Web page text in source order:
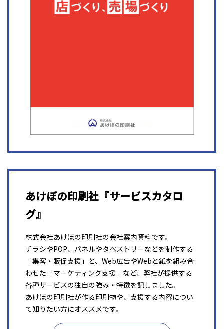
あけぼの印刷社『サービスカタロ
グ』
株式会社あけぼの印刷社の会社案内資料です。
チラシやPOP、パネルやタペストリーなどを制作する
「集客・販促支援」と、Web広告やWebと紙を組み合
わせた「マーケティング支援」など、弊社が提供する
各種サービスの独自の強み・特徴を記しました。
あけぼの印刷社が作る印刷物や、支援する内容につい
て知りたい方にオススメです。